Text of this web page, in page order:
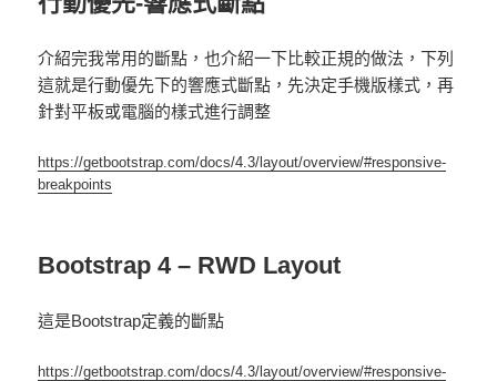
介紹完我常用的斷點，也介紹一下比較正規的做法，下列
這就是行動優先下的響應式斷點，先決定手機版樣式，再
針對平板或電腦的樣式進行調整
https://getbootstrap.com/docs/4.3/layout/overview/#responsive-
breakpoints
Bootstrap 4 – RWD Layout
這是Bootstrap定義的斷點
https://getbootstrap.com/docs/4.3/layout/overview/#responsive-